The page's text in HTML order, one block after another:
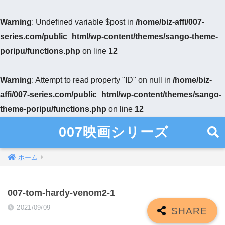
Warning: Undefined variable $post in /home/biz-affi/007-
series.com/public_html/wp-content/themes/sango-theme-
poripu/functions.php on line 12
Warning: Attempt to read property "ID" on null in /home/biz-
affi/007-series.com/public_html/wp-content/themes/sango-
theme-poripu/functions.php on line 12
007映画シリーズ
ホーム
007-tom-hardy-venom2-1
2021/09/09